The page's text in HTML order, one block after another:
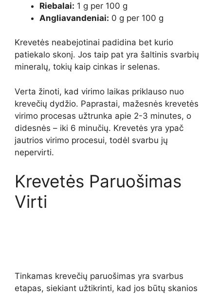
Riebalai: 1 g per 100 g
Angliavandeniai: 0 g per 100 g
Krevetės neabejotinai padidina bet kurio
patiekalo skonį. Jos taip pat yra šaltinis svarbių
mineralų, tokių kaip cinkas ir selenas.
Verta žinoti, kad virimo laikas priklauso nuo
krevečių dydžio. Paprastai, mažesnės krevetės
virimo procesas užtrunka apie 2-3 minutes, o
didesnės – iki 6 minučių. Krevetės yra ypač
jautrios virimo procesui, todėl svarbu jų
nepervirti.
Krevetės Paruošimas
Virti
Tinkamas krevečių paruošimas yra svarbus
etapas, siekiant užtikrinti, kad jos būtų skanios